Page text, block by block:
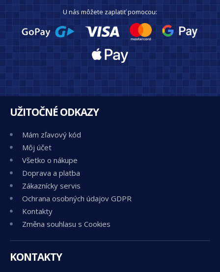
U nás môžete zaplatiť pomocou:
UŽITOČNÉ ODKAZY
Mám zľavový kód
Môj účet
Všetko o nákupe
Doprava a platba
Zákaznícky servis
Ochrana osobných údajov GDPR
Kontakty
Změna souhlasu s Cookies
KONTAKTY